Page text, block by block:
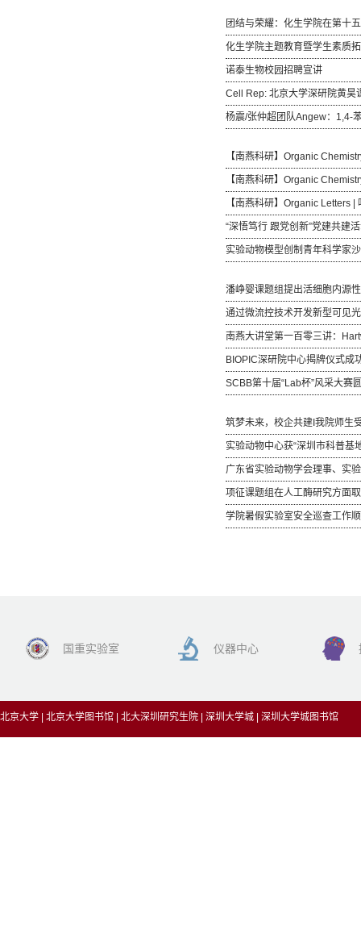
团结与荣耀：化生学院在第十
化生学院主题教育暨学生素质
诺泰生物校园招聘宣讲
Cell Rep: 北京大学深研院黄昊
杨震/张仲超团队Angew：1,4-
【南燕科研】Organic
【南燕科研】Organic
【南燕科研】Organic Letters
“深悟笃行 跟党创新”党建共建
实验动物模型创制青年科学家
潘峥婴课题组提出活细胞内源
通过微流控技术开发新型可见
南燕大讲堂第一百零三讲：
BIOPIC深研院中心揭牌仪式成
SCBB第十届“Lab杯”风采大赛
筑梦未来，校企共建I我院师生
实验动物中心获“深圳市科普基
广东省实验动物学会理事、实
项征课题组在人工酶研究方面
学院暑假实验室安全巡查工作
国重实验室 仪器中心
北京大学 北京大学图书馆 北大深圳研究生院 深圳大学城 深圳大学城图书馆